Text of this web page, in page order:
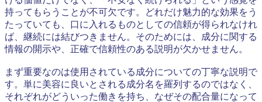
持ってもらうことが不可欠です。どれだけ魅力的な効果をう
たっていても、口に入れるものとしての信頼が得られなけれ
ば、継続には結びつきません。そのためには、成分に関する
情報の開示や、正確で信頼性のある説明が欠かせません。
まず重要なのは使用されている成分についての丁寧な説明で
す。単に美容に良いとされる成分名を羅列するのではなく、
それぞれがどういった働きを持ち、なぜその配合量になって